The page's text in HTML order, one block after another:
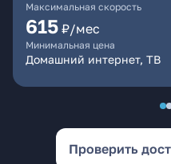
Максимальная скорость
615 ₽/мес
Минимальная цена
Домашний интернет, ТВ
Проверить